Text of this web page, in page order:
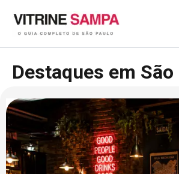
para
conteúdo
Destaques em São